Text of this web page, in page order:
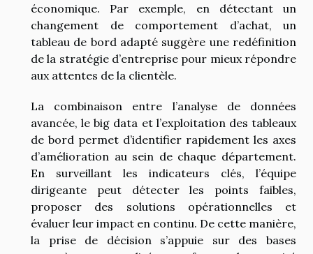
économique. Par exemple, en détectant un
changement de comportement d’achat, un
tableau de bord adapté suggère une redéfinition
de la stratégie d’entreprise pour mieux répondre
aux attentes de la clientèle.
La combinaison entre l’analyse de données
avancée, le big data et l’exploitation des tableaux
de bord permet d’identifier rapidement les axes
d’amélioration au sein de chaque département.
En surveillant les indicateurs clés, l’équipe
dirigeante peut détecter les points faibles,
proposer des solutions opérationnelles et
évaluer leur impact en continu. De cette manière,
la prise de décision s’appuie sur des bases